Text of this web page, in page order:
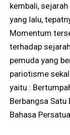
kembali,
yang lalu,
Momentum
terhadap
pemuda yang
pariotisme
yaitu :
Berbangsa
Bahasa